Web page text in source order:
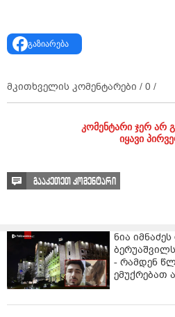
გაზიარება
მკითხველის კომენტარები / 0 /
კომენტარი ჯერ არ
იყავი
გააკეთეთ კომენტარი
ნია
- რამდენ
ემუქრებათ